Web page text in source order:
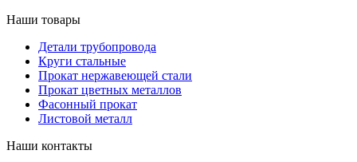
Наши товары
Детали трубопровода
Круги стальные
Прокат нержавеющей стали
Прокат цветных металлов
Фасонный прокат
Листовой металл
Наши контакты